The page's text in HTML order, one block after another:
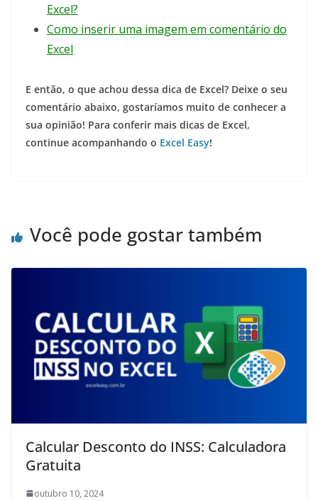
Excel?
Como inserir uma imagem em comentário do
Excel
E então, o que achou dessa dica de Excel? Deixe o seu
comentário abaixo, gostaríamos muito de conhecer a
sua opinião! Para conferir mais dicas de Excel,
continue acompanhando o Excel Easy!
Você pode gostar também
Calcular Desconto do INSS: Calculadora
Gratuita
outubro 10, 2024